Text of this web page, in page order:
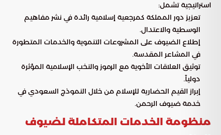
استراتيجية تشمل:
تعزيز دور المملكة كمرجعية إسلامية رائدة في نشر مفاهيم
الوسطية والاعتدال.
إطلاع الضيوف على المشروعات التنموية والخدمات المتطورة
في المشاعر المقدسة.
توثيق العلاقات الأخوية مع الرموز والنخب الإسلامية المؤثرة
دولياً.
إبراز القيم الحضارية للإسلام من خلال النموذج السعودي في
خدمة ضيوف الرحمن.
منظومة الخدمات المتكاملة لضيوف